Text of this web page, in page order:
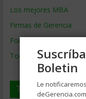
Los mejores MBA
Firmas de Gerencia
Formación de Gerencia
Todos los Temas
Temas de
Boletin
Le
deGerencia.com